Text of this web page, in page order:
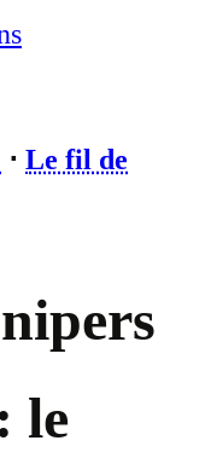
⋅ Le fil de
le